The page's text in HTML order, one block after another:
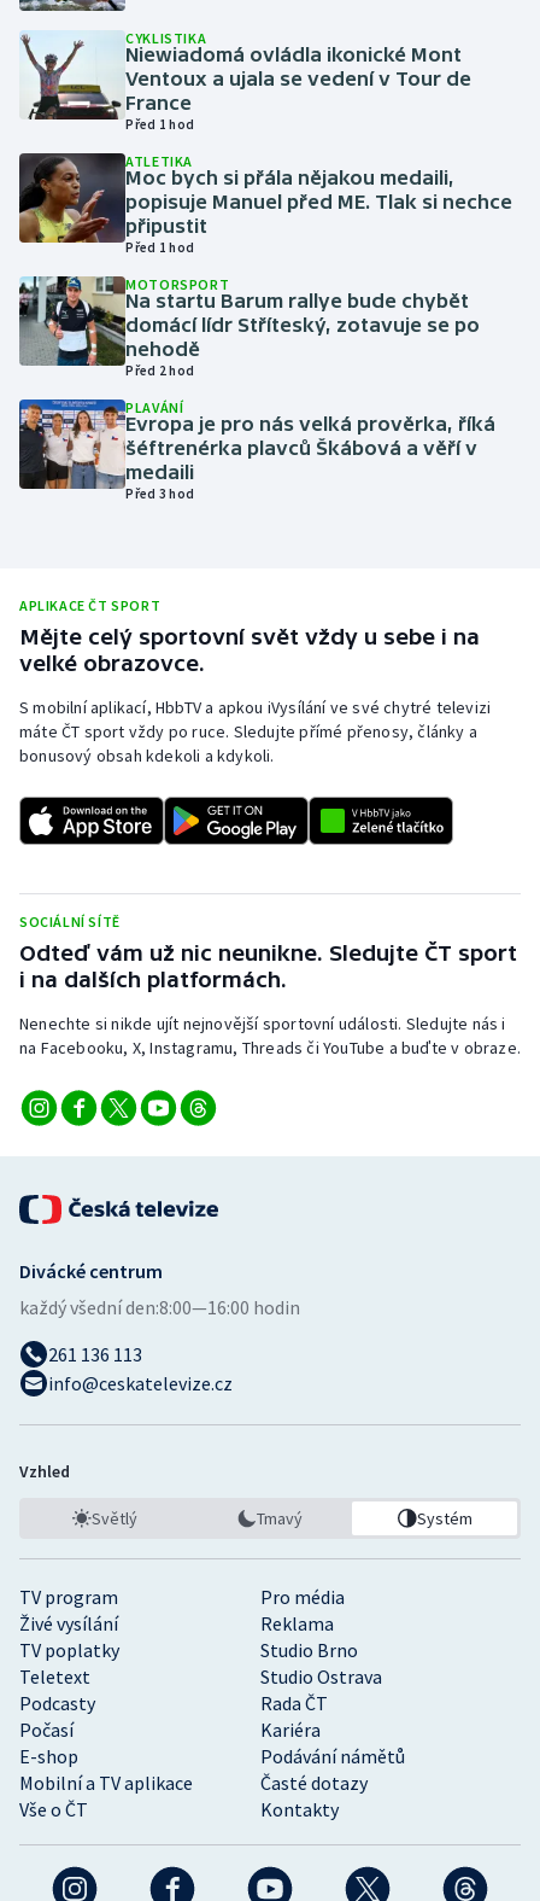
Krasobruslení
Lezení
Moderní pětiboj
Motorsport
Olympijské hry
Parasport
Plavání
Plážový volejbal
Rychlobruslení
Rychlostní kanoistika
Short track
Stolní tenis
Triatlon
Veslování
Ostatní
CYKLISTIKA
Niewiadomá ovládla ikonické Mont
Ventoux a ujala se vedení v Tour de
France
Před 1 hod
ATLETIKA
Moc bych si přála nějakou medaili,
popisuje Manuel před ME. Tlak si nechce
připustit
Před 1 hod
MOTORSPORT
Na startu Barum rallye bude chybět
domácí lídr Stříteský, zotavuje se po
nehodě
Před 2 hod
PLAVÁNÍ
Evropa je pro nás velká prověrka, říká
šéftrenérka plavců Škábová a věří v
medaili
Před 3 hod
APLIKACE ČT SPORT
Mějte celý sportovní svět vždy u sebe i na
velké obrazovce.
S mobilní aplikací, HbbTV a apkou iVysílání ve své chytré televizi
máte ČT sport vždy po ruce. Sledujte přímé přenosy, články a
bonusový obsah kdekoli a kdykoli.
SOCIÁLNÍ SÍTĚ
Odteď vám už nic neunikne. Sledujte ČT sport
i na dalších platformách.
Nenechte si nikde ujít nejnovější sportovní události. Sledujte nás i
na Facebooku, X, Instagramu, Threads či YouTube a buďte v obraze.
TV program
Pro média
Živé vysílání
Reklama
TV poplatky
Studio Brno
Teletext
Studio Ostrava
Podcasty
Rada ČT
Počasí
Kariéra
E-shop
Podávání námětů
Mobilní a TV aplikace
Časté dotazy
Vše o ČT
Kontakty
Divácké centrum
každý všední den:8:00—16:00 hodin
261 136 113
info@ceskatelevize.cz
Vzhled
Světlý Tmavý Systém